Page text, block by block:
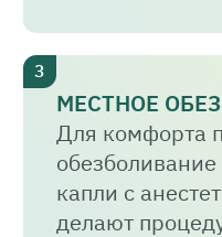
МЕСТНОЕ
Для комфорта
капли с
делают